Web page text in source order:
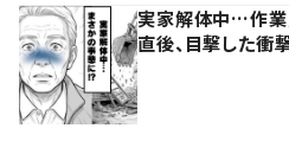
実家解体中…作業
直後、目撃した衝